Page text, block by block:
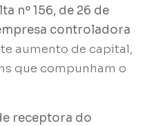
nº 156, de 26 de
controladora
aumento de capital,
que compunham o
receptora do